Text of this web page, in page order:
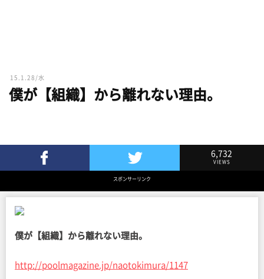
15.1.28/水
僕が【組織】から離れない理由。
Twitterでツイート
6,732
VIEWS
スポンサーリンク
僕が【組織】から離れない理由。
http://poolmagazine.jp/naotokimura/1147